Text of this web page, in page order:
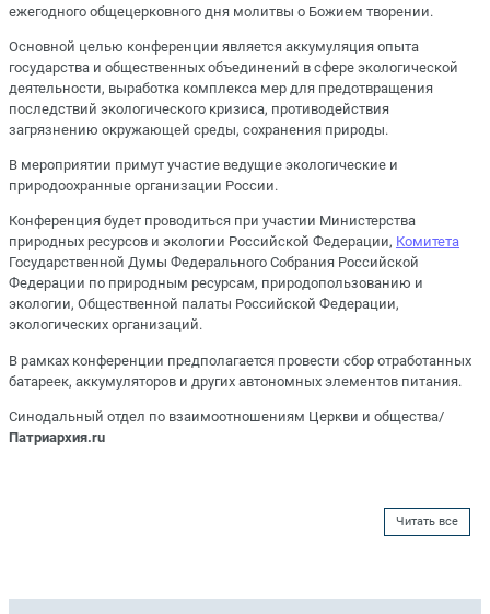
ежегодного общецерковного дня молитвы о Божием творении.
Основной целью конференции является аккумуляция опыта
государства и общественных объединений в сфере экологической
деятельности, выработка комплекса мер для предотвращения
последствий экологического кризиса, противодействия
загрязнению окружающей среды, сохранения природы.
В мероприятии примут участие ведущие экологические и
природоохранные организации России.
Конференция будет проводиться при участии Министерства
природных ресурсов и экологии Российской Федерации, Комитета
Государственной Думы Федерального Собрания Российской
Федерации по природным ресурсам, природопользованию и
экологии, Общественной палаты Российской Федерации,
экологических организаций.
В рамках конференции предполагается провести сбор отработанных
батареек, аккумуляторов и других автономных элементов питания.
Синодальный отдел по взаимоотношениям Церкви и общества/
Патриархия.ru
Читать все